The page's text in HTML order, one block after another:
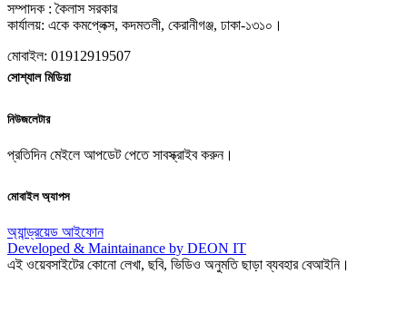
সম্পাদক : কৈলাস সরকার
কার্যালয়: একে কমপ্লেক্স, কদমতলী, কেরানীগঞ্জ, ঢাকা-১৩১০।
মোবাইল: 01912919507
সোশ্যাল মিডিয়া
নিউজলেটার
প্রতিদিন মেইলে আপডেট পেতে সাবস্ক্রাইব করুন।
মোবাইল অ্যাপস
অ্যান্ড্রয়েড আইফোন
Developed & Maintainance by DEON IT
এই ওয়েবসাইটের কোনো লেখা, ছবি, ভিডিও অনুমতি ছাড়া ব্যবহার বেআইনি।